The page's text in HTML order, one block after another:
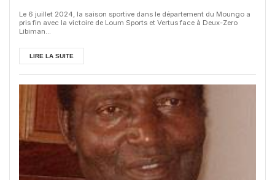
Le 6 juillet 2024, la saison sportive dans le département du Moungo a
pris fin avec la victoire de Loum Sports et Vertus face à Deux-Zero
Libiman...
LIRE LA SUITE